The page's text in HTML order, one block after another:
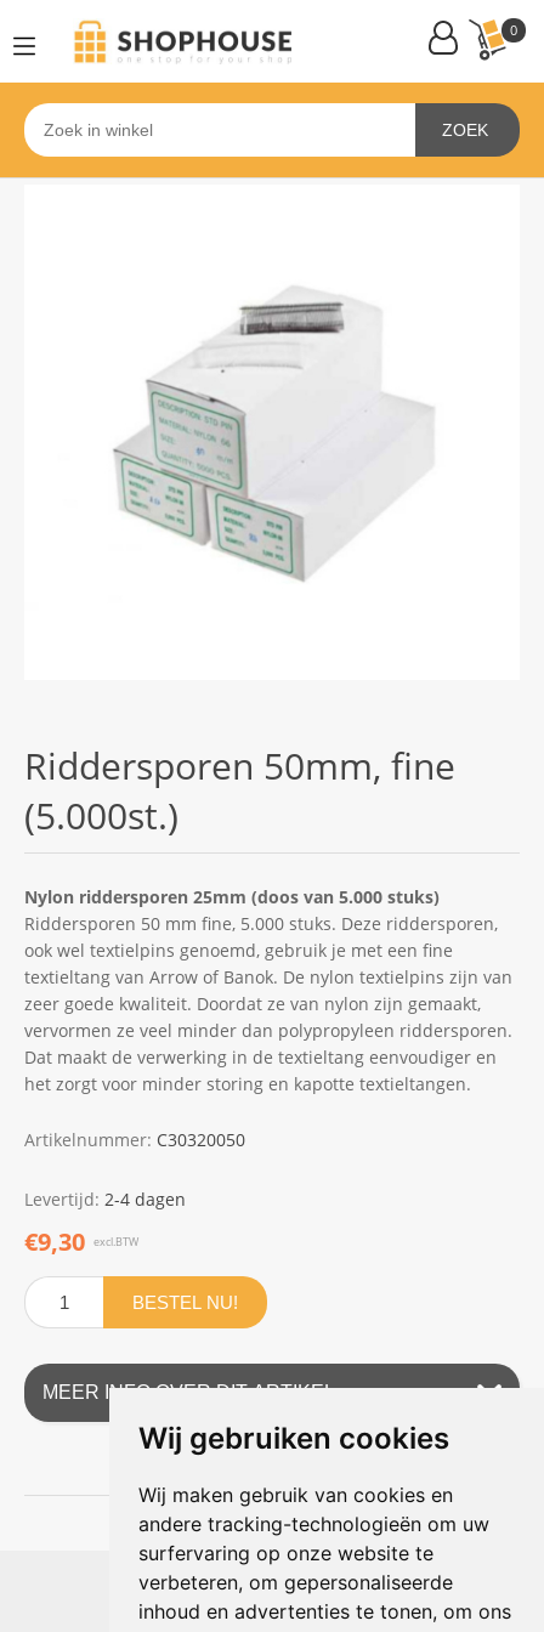
Wij gebruiken cookies
Wij maken gebruik van cookies en
andere tracking-technologieën om uw
surfervaring op onze website te
verbeteren, om gepersonaliseerde
inhoud en advertenties te tonen, om ons
0
ZOEK
Riddersporen 50mm, fine
(5.000st.)
Nylon riddersporen 25mm (doos van 5.000 stuks)
Riddersporen 50 mm fine, 5.000 stuks. Deze riddersporen,
ook wel textielpins genoemd, gebruik je met een fine
textieltang van Arrow of Banok. De nylon textielpins zijn van
zeer goede kwaliteit. Doordat ze van nylon zijn gemaakt,
vervormen ze veel minder dan polypropyleen riddersporen.
Dat maakt de verwerking in de textieltang eenvoudiger en
het zorgt voor minder storing en kapotte textieltangen.
Artikelnummer: C30320050
Levertijd: 2-4 dagen
€9,30 excl.BTW
BESTEL NU!
MEER INFO OVER DIT ARTIKEL
Shophouse online
Max Planckstraat 4